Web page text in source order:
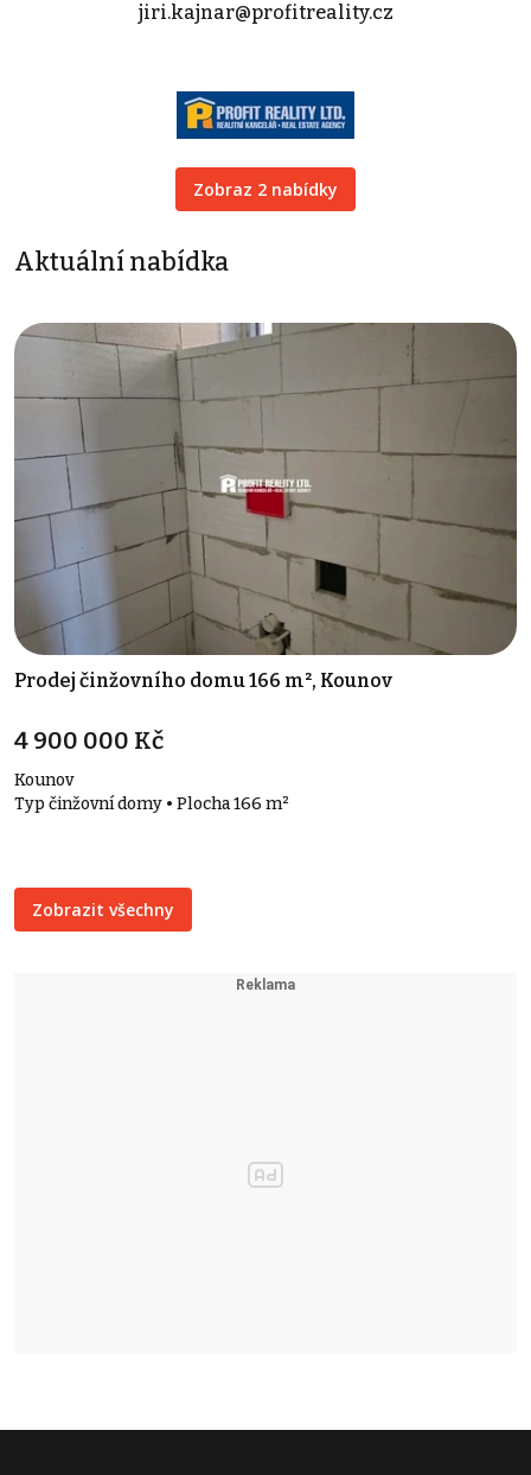
jiri.kajnar@profitreality.cz
Zobraz 2 nabídky
Aktuální nabídka
Prodej činžovního domu 166 m², Kounov
4 900 000 Kč
Kounov
Typ činžovní domy • Plocha 166 m²
Zobrazit všechny